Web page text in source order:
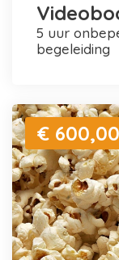
5 uur onbeperkt video's maken + personele
begeleiding
€ 600,00